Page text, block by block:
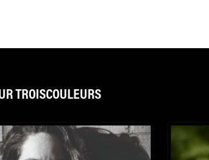
TROISCOULEURS